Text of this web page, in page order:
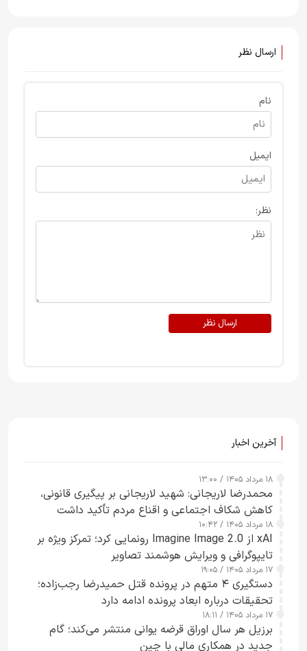
ارسال نظر
نام
ایمیل
نظر:
ارسال نظر
آخرین اخبار
۱۸ مرداد ۱۴۰۵ / ۱۳:۰۰
محمدرضا لاریجانی: شهید لاریجانی بر پیگیری قانونی،
کاهش شکاف اجتماعی و اقناع مردم تأکید داشت
۱۸ مرداد ۱۴۰۵ / ۱۰:۴۲
xAI از Imagine Image 2.0 رونمایی کرد؛ تمرکز ویژه بر
تایپوگرافی و ویرایش هوشمند تصاویر
۱۷ مرداد ۱۴۰۵ / ۱۹:۰۵
دستگیری ۴ متهم در پرونده قتل حمیدرضا رجب‌زاده؛
تحقیقات درباره ابعاد پرونده ادامه دارد
۱۷ مرداد ۱۴۰۵ / ۱۸:۱۱
برزیل هر سال اوراق قرضه یوانی منتشر می‌کند؛ گام
جدید در همکاری مالی با چین